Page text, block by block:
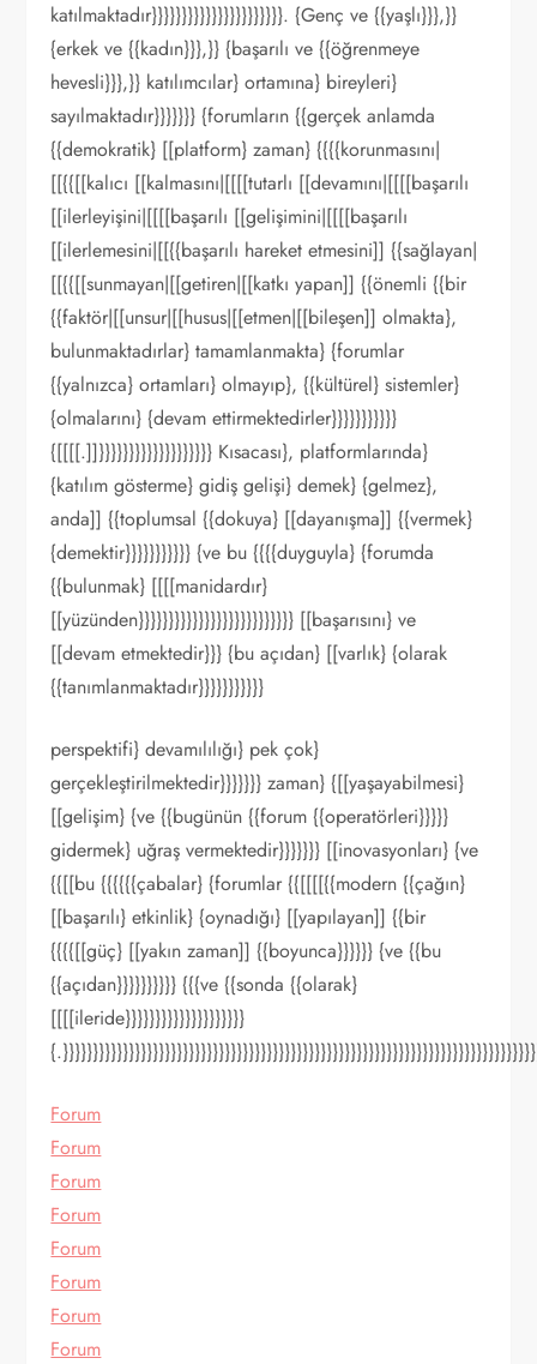
katılmaktadır}}}}}}}}}}}}}}}}}}}}}}. {Genç ve {{yaşlı}}},}}
{erkek ve {{kadın}}},}} {başarılı ve {{öğrenmeye
hevesli}}},}} katılımcılar} ortamına} bireyleri}
sayılmaktadır}}}}}}} {forumların {{gerçek anlamda
{{demokratik} [[platform} zaman} {{{{korunmasını|
[[{{[[kalıcı [[kalmasını|[[[[tutarlı [[devamını|[[[[başarılı
[[ilerleyişini|[[[[başarılı [[gelişimini|[[[[başarılı
[[ilerlemesini|[[{{başarılı hareket etmesini]] {{sağlayan|
[[{{[[sunmayan|[[getiren|[[katkı yapan]] {{önemli {{bir
{{faktör|[[unsur|[[husus|[[etmen|[[bileşen]] olmakta},
bulunmaktadırlar} tamamlanmakta} {forumlar
{{yalnızca} ortamları} olmayıp}, {{kültürel} sistemler}
{olmalarını} {devam ettirmektedirler}}}}}}}}}}}
{[[[[.]]}}}}}}}}}}}}}}}}}}} Kısacası}, platformlarında}
{katılım gösterme} gidiş gelişi} demek} {gelmez},
anda]] {{toplumsal {{dokuya} [[dayanışma]] {{vermek}
{demektir}}}}}}}}}}} {ve bu {{{{duyguyla} {forumda
{{bulunmak} [[[[manidardır}
[[yüzünden}}}}}}}}}}}}}}}}}}}}}}}}}} [[başarısını} ve
[[devam etmektedir}}} {bu açıdan} [[varlık} {olarak
{{tanımlanmaktadır}}}}}}}}}}}
perspektifi} devamılılığı} pek çok}
gerçekleştirilmektedir}}}}}}} zaman} {[[yaşayabilmesi}
[[gelişim} {ve {{bugünün {{forum {{operatörleri}}}}}
gidermek} uğraş vermektedir}}}}}}} [[inovasyonları} {ve
{{[[bu {{{{{{çabalar} {forumlar {{[[[[{{modern {{çağın}
[[başarılı} etkinlik} {oynadığı} [[yapılayan]] {{bir
{{{{[[güç} [[yakın zaman]] {{boyunca}}}}}} {ve {{bu
{{açıdan}}}}}}}}}} {{{ve {{sonda {{olarak}
[[[[ileride}}}}}}}}}}}}}}}}}}}}
Forum
Forum
Forum
Forum
Forum
Forum
Forum
Forum